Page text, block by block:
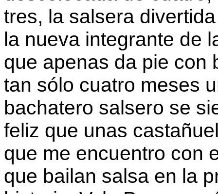
tres, la salsera
la nueva integrante de
que apenas da pie con
tan sólo cuatro meses
bachatero salsero se
feliz que unas
que me encuentro con
que bailan salsa en la